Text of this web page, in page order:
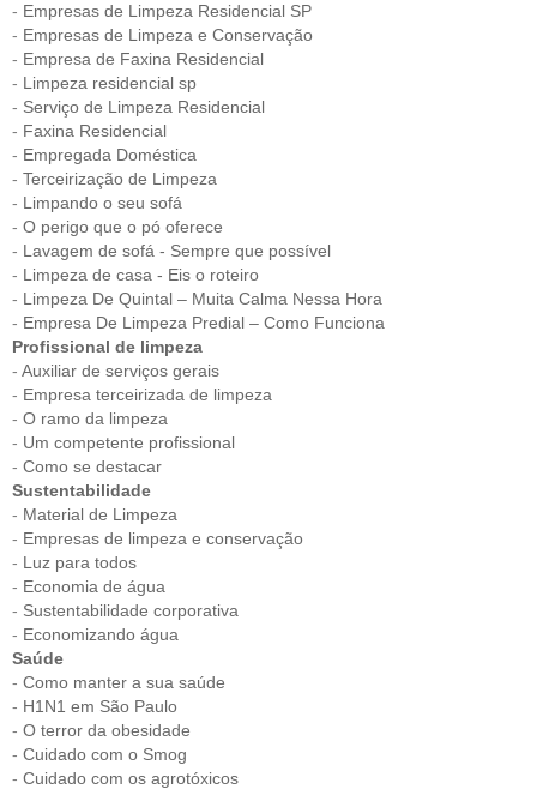
- Empresas de Limpeza Residencial SP
- Empresas de Limpeza e Conservação
- Empresa de Faxina Residencial
- Limpeza residencial sp
- Serviço de Limpeza Residencial
- Faxina Residencial
- Empregada Doméstica
- Terceirização de Limpeza
- Limpando o seu sofá
- O perigo que o pó oferece
- Lavagem de sofá - Sempre que possível
- Limpeza de casa - Eis o roteiro
- Limpeza De Quintal – Muita Calma Nessa Hora
- Empresa De Limpeza Predial – Como Funciona
Profissional de limpeza
- Auxiliar de serviços gerais
- Empresa terceirizada de limpeza
- O ramo da limpeza
- Um competente profissional
- Como se destacar
Sustentabilidade
- Material de Limpeza
- Empresas de limpeza e conservação
- Luz para todos
- Economia de água
- Sustentabilidade corporativa
- Economizando água
Saúde
- Como manter a sua saúde
- H1N1 em São Paulo
- O terror da obesidade
- Cuidado com o Smog
- Cuidado com os agrotóxicos